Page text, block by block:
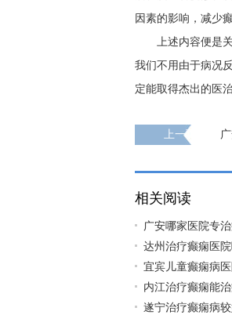
因素的影响，减少
上述内容便是
我们不用由于病况
定能取得杰出的医治
上一页
相关阅读
广安哪家医院专
达州治疗癫痫医
宜宾儿童癫痫病
内江治疗癫痫能
遂宁治疗癫痫病